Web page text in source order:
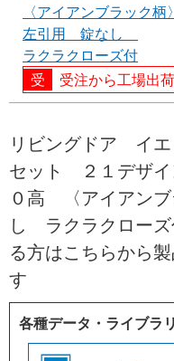
〈アイアンブラック
左引用 錠なし
ラクラクローズ付
受注から工場出
リビングドア イ
セット ２１デザ
０高 〈アイアン
し ラクラクローズ
る方はこちらから
す
各種データ・ライブラ